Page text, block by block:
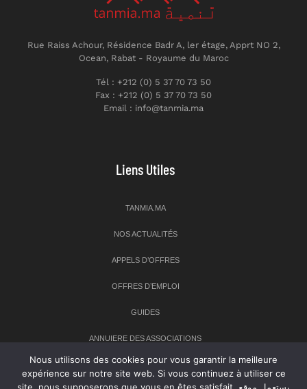
Rue Raiss Achour, Résidence Badr A, ler étage, Apprt NO 2,
Ocean, Rabat - Royaume du Maroc
Tél : +212 (0) 5 37 70 73 50
Fax : +212 (0) 5 37 70 73 50
Email : info@tanmia.ma
Liens Utiles
TANMIA.MA
NOS ACTUALITÉS
APPELS D’OFFRES
OFFRES D’EMPLOI
GUIDES
ANNUIERE DES ASSOCIATIONS
Newsletter
Nous utilisons des cookies pour vous garantir la meilleure
expérience sur notre site web. Si vous continuez à utiliser ce